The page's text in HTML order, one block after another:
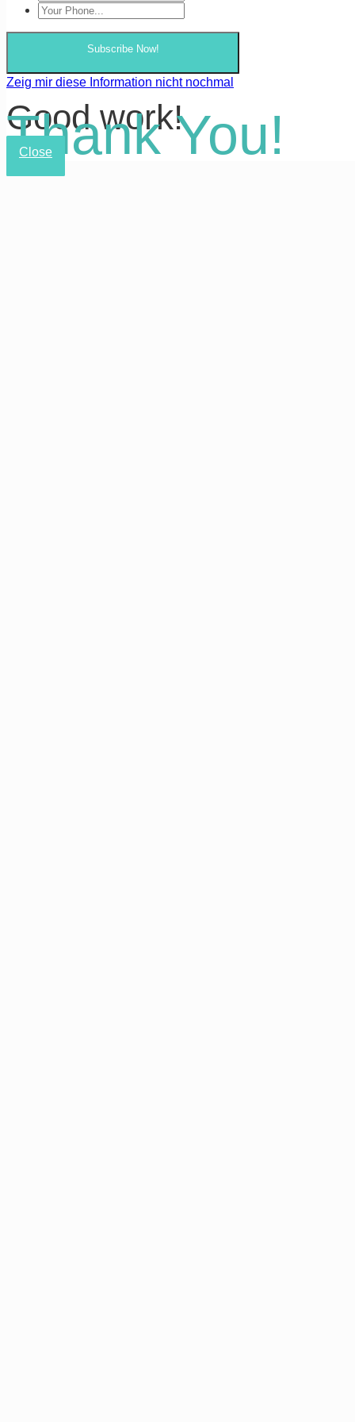
Subscribe Now!
Zeig mir diese Information nicht nochmal
Good work!
Thank You!
Close